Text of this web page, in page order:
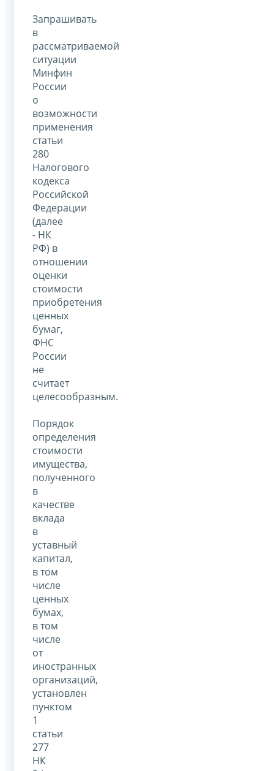
Запрашивать
в
рассматриваемой
ситуации
Минфин
России
о
возможности
применения
статьи
280
Налогового
кодекса
Российской
Федерации
(далее
- НК
РФ) в
отношении
оценки
стоимости
приобретения
ценных
бумаг,
ФНС
России
не
считает
целесообразным.
Порядок
определения
стоимости
имущества,
полученного
в
качестве
вклада
в
уставный
капитал,
в том
числе
ценных
бумах,
в том
числе
от
иностранных
организаций,
установлен
пунктом
1
статьи
277
НК